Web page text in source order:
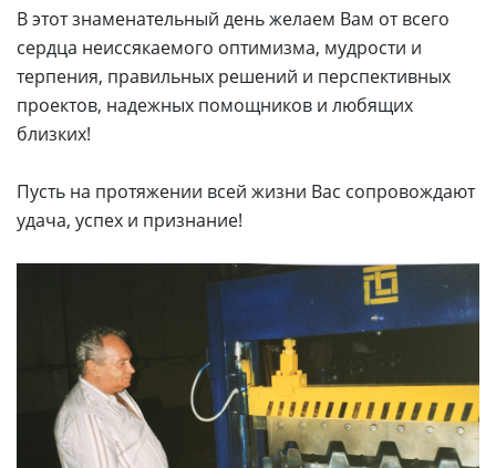
В этот знаменательный день желаем Вам от всего
сердца неиссякаемого оптимизма, мудрости и
терпения, правильных решений и перспективных
проектов, надежных помощников и любящих
близких!
Пусть на протяжении всей жизни Вас сопровождают
удача, успех и признание!